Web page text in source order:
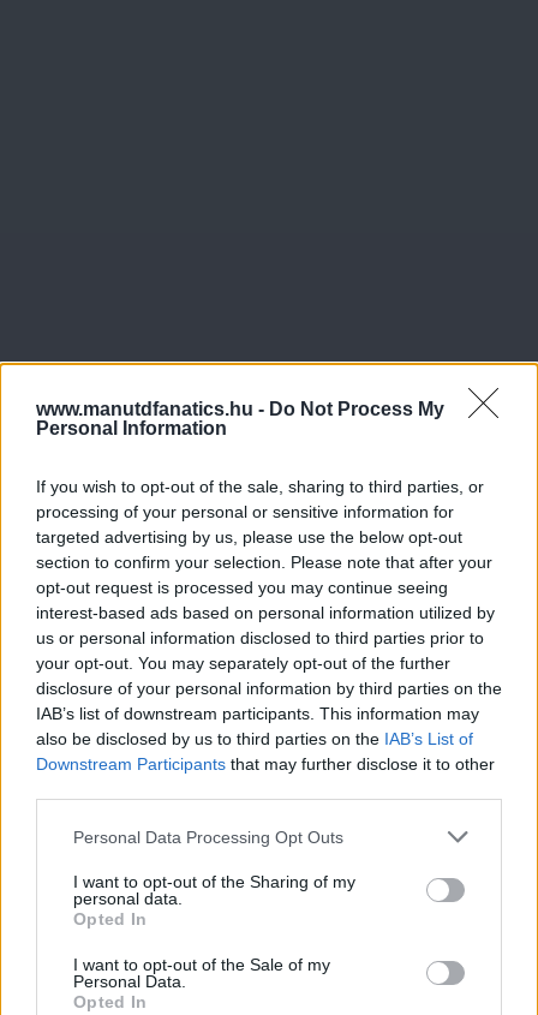
www.manutdfanatics.hu - Do Not Process My
Personal Information
If you wish to opt-out of the sale, sharing to third parties, or
processing of your personal or sensitive information for
targeted advertising by us, please use the below opt-out
section to confirm your selection. Please note that after your
opt-out request is processed you may continue seeing
interest-based ads based on personal information utilized by
us or personal information disclosed to third parties prior to
your opt-out. You may separately opt-out of the further
disclosure of your personal information by third parties on the
IAB’s list of downstream participants. This information may
also be disclosed by us to third parties on the IAB’s List of
Downstream Participants that may further disclose it to other
Please note that this website/app uses one or more Google
not limited to your visit or usage behaviour. You may click to
grant or deny consent to Google and its third-party tags to
use your data for below specified purposes in below Google
consent section.
Personal Data Processing Opt Outs
I want to opt-out of the Sharing of my
personal data.
Opted In
I want to opt-out of the Sale of my
Personal Data.
Opted In
Meccs Center
Paris Saint-Germainvs
Manchester United
Felkészülési szezon 4. mérkőzés
Nya Ullevi, Göteborg